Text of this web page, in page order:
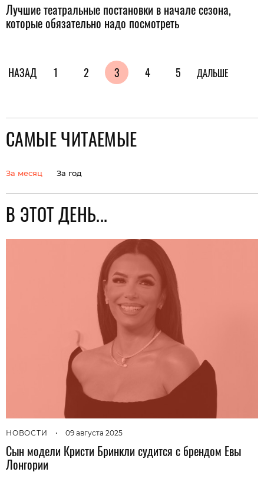
Лучшие театральные постановки в начале сезона,
которые обязательно надо посмотреть
НАЗАД 1 2 3 4 5 ДАЛЬШЕ
САМЫЕ ЧИТАЕМЫЕ
За месяц За год
В ЭТОТ ДЕНЬ...
НОВОСТИ • 09 августа 2025
Сын модели Кристи Бринкли судится с брендом Евы
Лонгории